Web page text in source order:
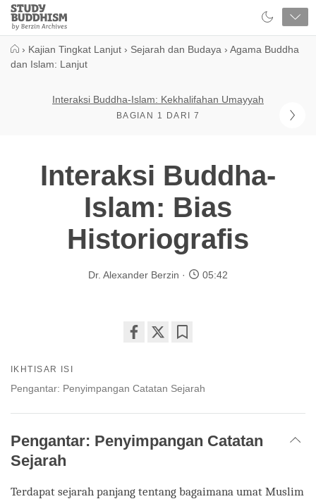
Close
Study
Buddhism
› Kajian Tingkat Lanjut › Sejarah dan Budaya › Agama Buddha
dan Islam: Lanjut
Interaksi Buddha-Islam: Kekhalifahan Umayyah
BAGIAN 1 DARI 7
Interaksi Buddha-
Islam: Bias
Historiografis
Dr. Alexander Berzin 05:42
facebook
IKHTISAR ISI
Pengantar: Penyimpangan Catatan Sejarah
Pengantar: Penyimpangan Catatan
Sejarah
Terdapat sejarah panjang tentang bagaimana umat Muslim